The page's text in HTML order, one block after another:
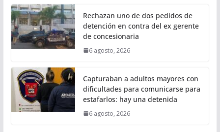
Rechazan uno de dos pedidos de
detención en contra del ex gerente
de concesionaria
6 agosto, 2026
Capturaban a adultos mayores con
dificultades para comunicarse para
estafarlos: hay una detenida
6 agosto, 2026